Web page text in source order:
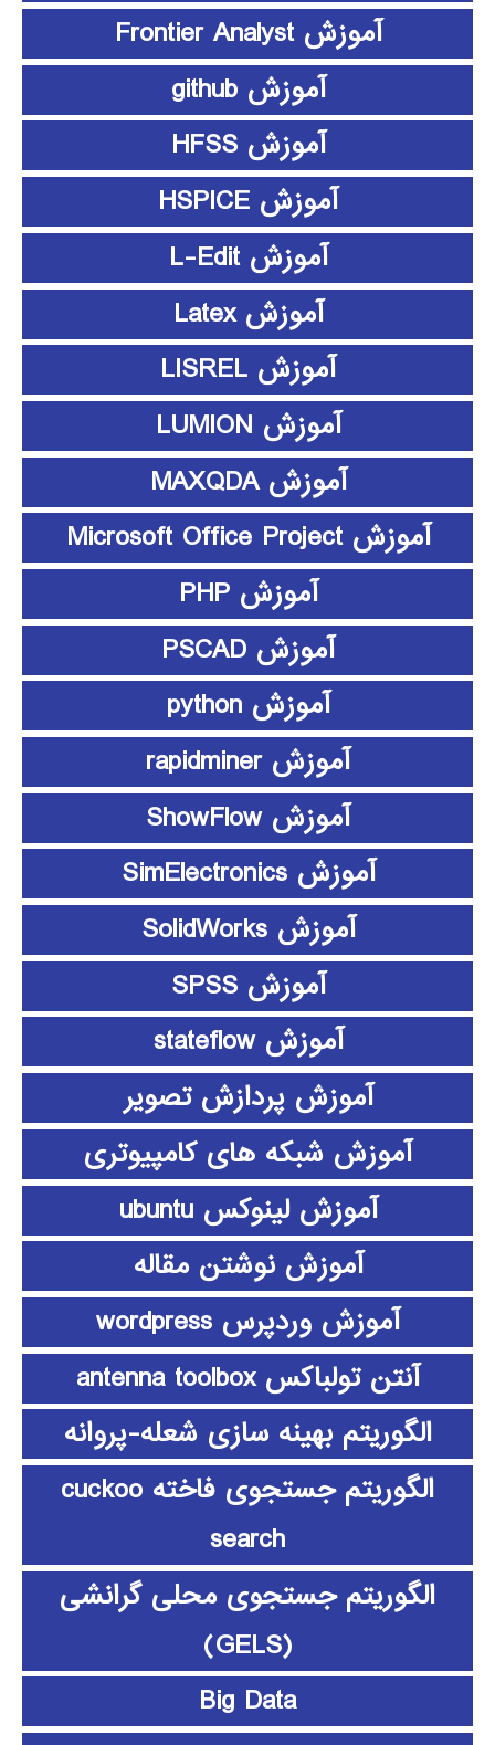
آموزش Frontier Analyst
آموزش github
آموزش HFSS
آموزش HSPICE
آموزش L-Edit
آموزش Latex
آموزش LISREL
آموزش LUMION
آموزش MAXQDA
آموزش Microsoft Office Project
آموزش PHP
آموزش PSCAD
آموزش python
آموزش rapidminer
آموزش ShowFlow
آموزش SimElectronics
آموزش SolidWorks
آموزش SPSS
آموزش stateflow
آموزش پردازش تصویر
آموزش شبکه های کامپیوتری
آموزش لینوکس ubuntu
آموزش نوشتن مقاله
آموزش وردپرس wordpress
آنتن تولباکس antenna toolbox
الگوریتم بهینه سازی شعله-پروانه
الگوریتم جستجوی فاخته cuckoo
search
الگوریتم جستجوی محلی گرانشی
(GELS)
Big Data